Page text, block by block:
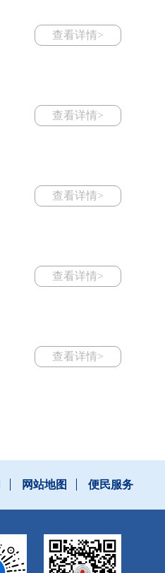
查看详情>
查看详情>
查看详情>
查看详情>
查看详情>
网站地图 便民服务